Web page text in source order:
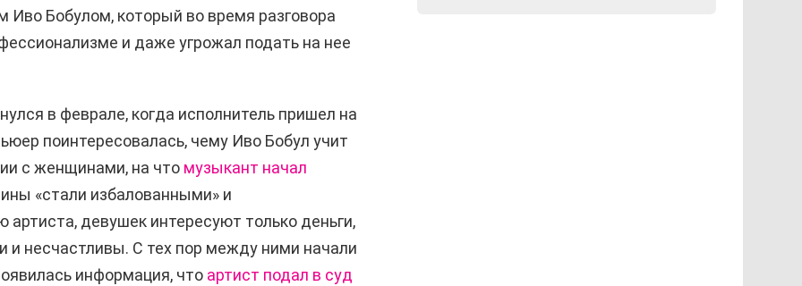
Иво Бобулом, который во время разговора
и даже угрожал подать на нее
в феврале, когда исполнитель пришел на
поинтересовалась, чему Иво Бобул учит
с женщинами, на что музыкант начал
«стали избалованными» и
девушек интересуют только деньги,
и несчастливы. С тех пор между ними начали
информация, что артист подал в суд